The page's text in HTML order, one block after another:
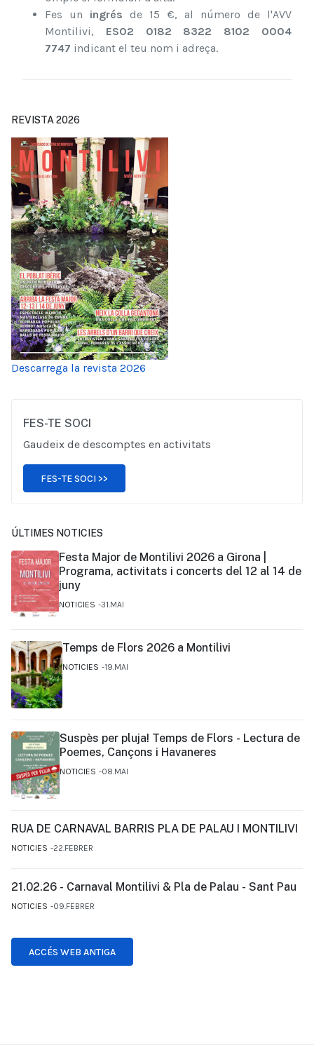
Fes un ingrés de 15 €, al número de l'AVV
Montilivi, ES02 0182 8322 8102 0004
7747 indicant el teu nom i adreça.
REVISTA 2026
Descarrega la revista 2026
FES-TE SOCI
Gaudeix de descomptes en activitats
FES-TE SOCI >>
ÚLTIMES NOTICIES
Festa Major de Montilivi 2026 a Girona |
Programa, activitats i concerts del 12 al 14 de
juny
NOTICIES 31.MAI
Temps de Flors 2026 a Montilivi
NOTICIES 19.MAI
Suspès per pluja! Temps de Flors - Lectura de
Poemes, Cançons i Havaneres
NOTICIES 08.MAI
RUA DE CARNAVAL BARRIS PLA DE PALAU I MONTILIVI
NOTICIES 22.FEBRER
21.02.26 - Carnaval Montilivi & Pla de Palau - Sant Pau
NOTICIES 09.FEBRER
ACCÉS WEB ANTIGA